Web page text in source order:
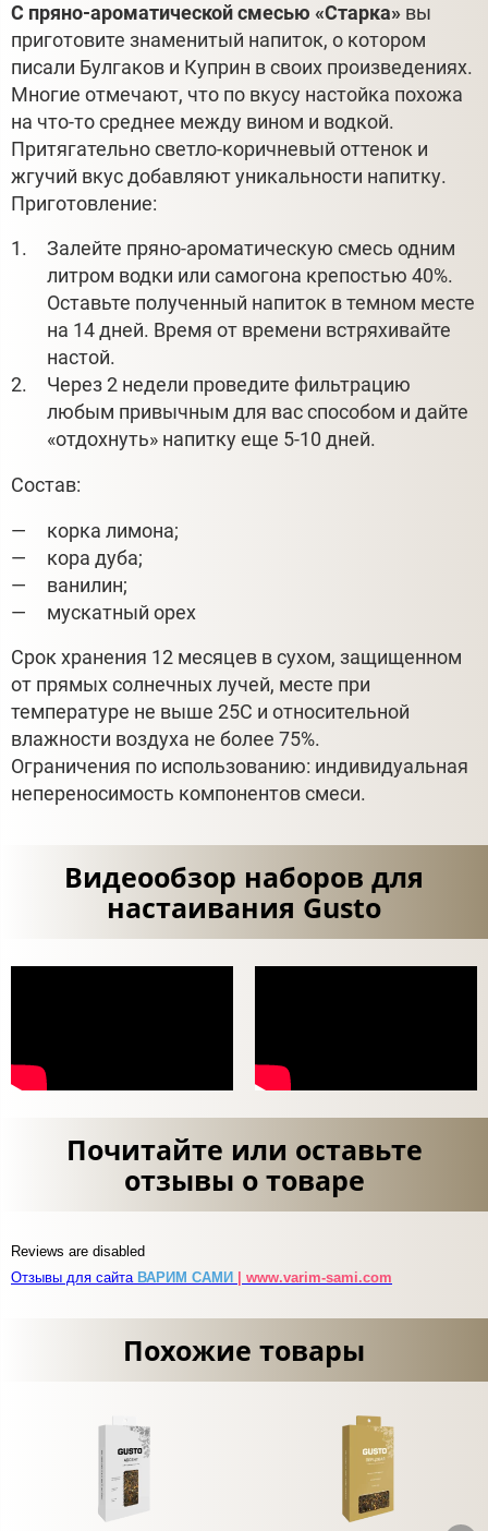
С пряно-ароматической смесью «Старка» вы
приготовите знаменитый напиток, о котором
писали Булгаков и Куприн в своих произведениях.
Многие отмечают, что по вкусу настойка похожа
на что-то среднее между вином и водкой.
Притягательно светло-коричневый оттенок и
жгучий вкус добавляют уникальности напитку.
Приготовление:
Залейте пряно-ароматическую смесь одним
литром водки или самогона крепостью 40%.
Оставьте полученный напиток в темном месте
на 14 дней. Время от времени встряхивайте
настой.
Через 2 недели проведите фильтрацию
любым привычным для вас способом и дайте
«отдохнуть» напитку еще 5-10 дней.
Состав:
корка лимона;
кора дуба;
ванилин;
мускатный орех
Срок хранения 12 месяцев в сухом, защищенном
от прямых солнечных лучей, месте при
температуре не выше 25С и относительной
влажности воздуха не более 75%.
Ограничения по использованию: индивидуальная
непереносимость компонентов смеси.
Видеообзор наборов для
настаивания Gusto
Почитайте или оставьте
отзывы о товаре
Reviews are disabled
Отзывы для сайта ВАРИМ САМИ | www.varim-sami.com
Похожие товары